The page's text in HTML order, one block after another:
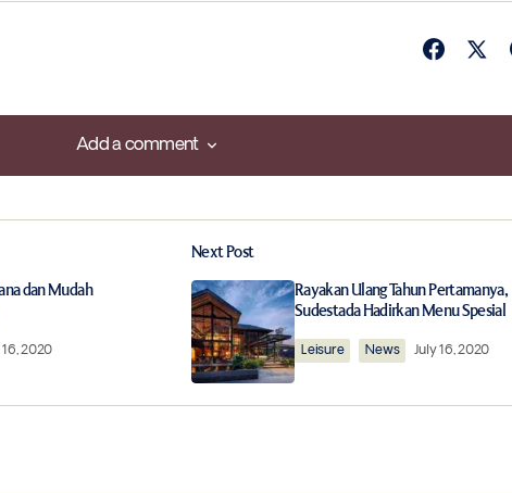
Add a comment
Add a comment
Required fields are marked
dan Mudah
16, 2020
Next Post
Rayakan Ulang Tahun Pertamanya,
Sudestada Hadirkan Menu Spesial
Leisure News July 16, 2020